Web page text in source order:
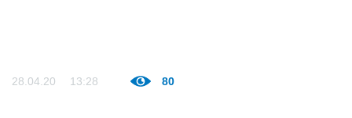
28.04.20 13:28 80